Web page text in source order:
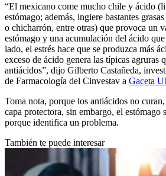
“El mexicano come mucho chile y ácido
estómago; además, ingiere bastantes
o chicharrón, entre otras) que provoca un
estómago y una acumulación del ácido
lado, el estrés hace que se produzca más
exceso de ácido genera las típicas agruras
antiácidos”, dijo Gilberto Castañeda,
de Farmacología del Cinvestav a Gaceta
Toma nota, porque los antiácidos no
capa protectora, sin embargo, el estómago
porque identifica un problema.
También te puede interesar